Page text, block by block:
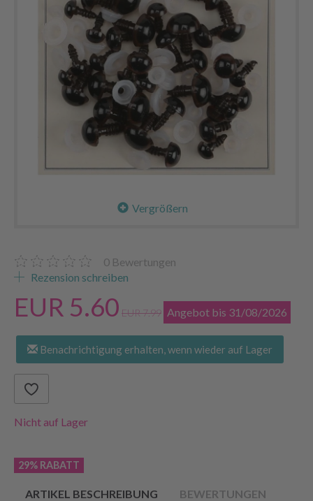
Vergrößern
0 Bewertungen
Rezension schreiben
EUR 5.60 EUR 7.99 Angebot bis 31/08/2026
Benachrichtigung erhalten, wenn wieder auf Lager
Nicht auf Lager
29% RABATT
ARTIKEL BESCHREIBUNG BEWERTUNGEN